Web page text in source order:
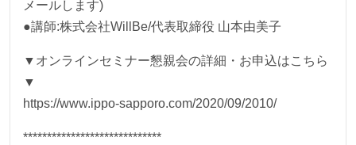
メールします)
●講師:株式会社WillBe/代表取締役 山本由美子
▼オンラインセミナー懇親会の詳細・お申込はこちら
▼
https://www.ippo-sapporo.com/2020/09/2010/
*****************************